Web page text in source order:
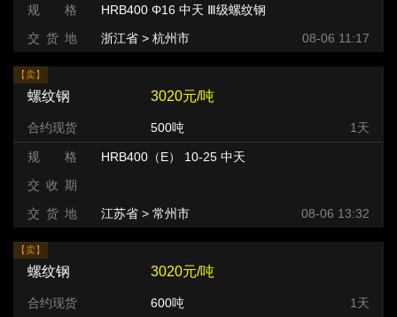
规 格
HRB400 Φ16 中天 Ⅲ级螺纹钢
交 货 地
浙江省 > 杭州市 08-06 11:17
【卖】
螺纹钢 3020元/吨
合约现货 500吨 1天
规 格
HRB400（E） 10-25 中天
交 收 期
交 货 地
江苏省 > 常州市 > 08-06 13:32
【卖】
螺纹钢 3020元/吨
合约现货 600吨 1天